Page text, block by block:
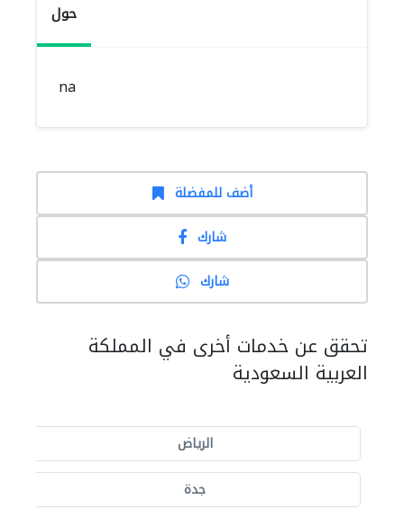
حول
na
أضف للمفضلة
شارك
شارك
تحقق عن خدمات أخرى في المملكة
العربية السعودية
الرياض
جدة